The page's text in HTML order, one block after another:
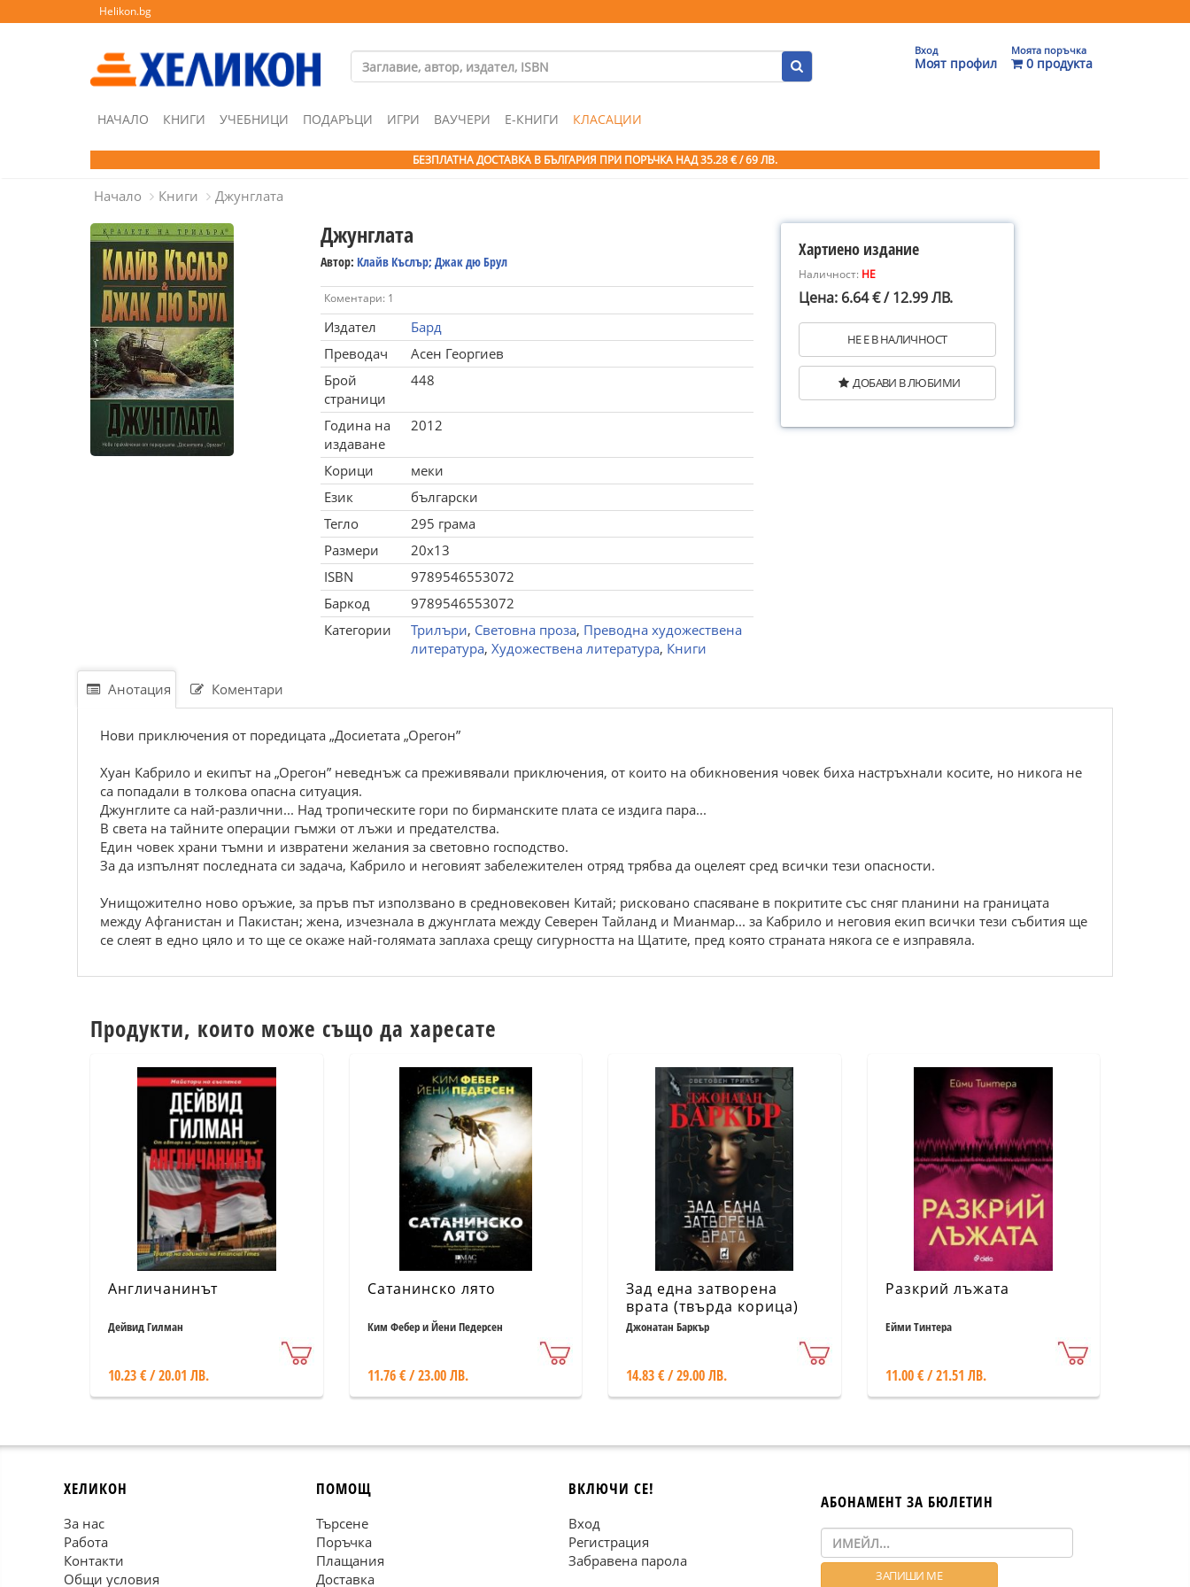
Helikon.bg
Вход
Моят профил
Моята поръчка
0 продукта
НАЧАЛО КНИГИ УЧЕБНИЦИ ПОДАРЪЦИ ИГРИ ВАУЧЕРИ Е-КНИГИ КЛАСАЦИИ
БЕЗПЛАТНА ДОСТАВКА В БЪЛГАРИЯ ПРИ ПОРЪЧКА НАД 35.28 € / 69 ЛВ.
Начало Книги Джунглата
Джунглата
Автор: Клайв Къслър; Джак дю Брул
Коментари: 1
Издател
Бард
Преводач
Асен Георгиев
Брой
страници
448
Година на
издаване
2012
Корици
меки
Език
български
Тегло
295 грама
Размери
20x13
ISBN
9789546553072
Баркод
9789546553072
Категории
Трилъри, Световна проза, Преводна художествена
литература, Художествена литература, Книги
Хартиено издание
Наличност: НЕ
Цена: 6.64 € / 12.99 ЛВ.
НЕ Е В НАЛИЧНОСТ
ДОБАВИ В ЛЮБИМИ
Анотация Коментари
Нови приключения от поредицата „Досиетата „Орегон”
Хуан Кабрило и екипът на „Орегон” неведнъж са преживявали приключения, от които на обикновения човек биха настръхнали косите, но никога не
са попадали в толкова опасна ситуация.
Джунглите са най-различни... Над тропическите гори по бирманските плата се издига пара...
В света на тайните операции гъмжи от лъжи и предателства.
Един човек храни тъмни и извратени желания за световно господство.
За да изпълнят последната си задача, Кабрило и неговият забележителен отряд трябва да оцелеят сред всички тези опасности.
Унищожително ново оръжие, за пръв път използвано в средновековен Китай; рисковано спасяване в покритите със сняг планини на границата
между Афганистан и Пакистан; жена, изчезнала в джунглата между Северен Тайланд и Мианмар... за Кабрило и неговия екип всички тези събития ще
се слеят в едно цяло и то ще се окаже най-голямата заплаха срещу сигурността на Щатите, пред която страната някога се е изправяла.
Продукти, които може също да харесате
Англичанинът
Дейвид Гилман
10.23 € / 20.01 ЛВ.
Сатанинско лято
Ким Фебер и Йени Педерсен
11.76 € / 23.00 ЛВ.
Зад една затворена
врата (твърда корица)
Джонатан Баркър
14.83 € / 29.00 ЛВ.
Разкрий лъжата
Ейми Тинтера
11.00 € / 21.51 ЛВ.
ХЕЛИКОН
За нас
Работа
Контакти
Общи условия
ПОМОЩ
Търсене
Поръчка
Плащания
Доставка
ВКЛЮЧИ СЕ!
Вход
Регистрация
Забравена парола
АБОНАМЕНТ ЗА БЮЛЕТИН